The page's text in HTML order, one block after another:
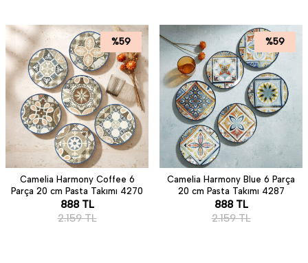
%59
Camelia Harmony Coffee 6
Parça 20 cm Pasta Takımı 4270
888TL
2.159TL
%59
Camelia Harmony Blue 6 Parça
20 cm Pasta Takımı 4287
888TL
2.159TL